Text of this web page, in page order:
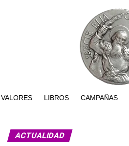
LIBROS CAMPAÑAS
ACTUALIDAD